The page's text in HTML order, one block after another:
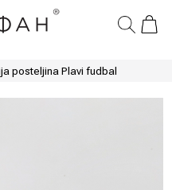
posteljina Plavi fudbal